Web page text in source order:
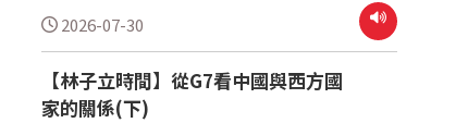
2026-07-30
【林子立時間】從G7看中國與西方國
家的關係(下)